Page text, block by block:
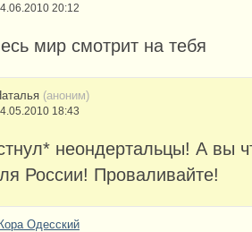
20:12
мир смотрит на тебя
(аноним)
18:43
неондертальцы! А вы
России! Проваливайте!
Одесский